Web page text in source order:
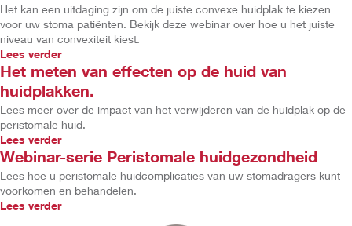
Het kan een uitdaging zijn om de juiste convexe huidplak te kiezen
voor uw stoma patiënten. Bekijk deze webinar over hoe u het juiste
niveau van convexiteit kiest.
Lees verder
Het meten van effecten op de huid van
huidplakken.
Lees meer over de impact van het verwijderen van de huidplak op de
peristomale huid.
Lees verder
Webinar-serie Peristomale huidgezondheid
Lees hoe u peristomale huidcomplicaties van uw stomadragers kunt
voorkomen en behandelen.
Lees verder